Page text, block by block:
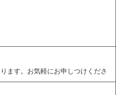
ます。お気軽にお申しつけくださ